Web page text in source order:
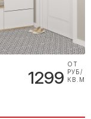
1299
ОТ
РУБ/
КВ.М